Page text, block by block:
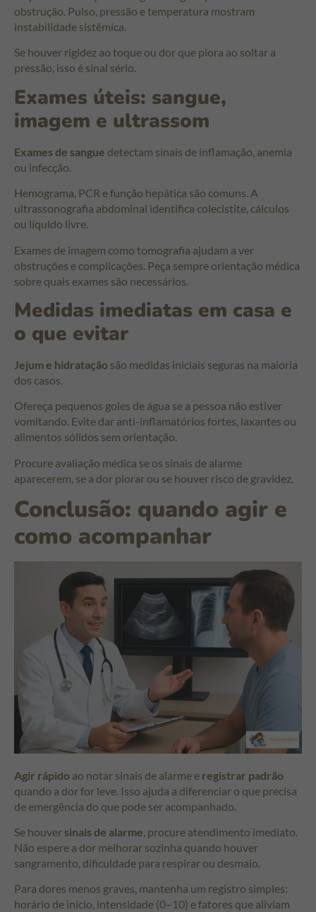
obstrução. Pulso, pressão e temperatura mostram
instabilidade sistêmica.
Se houver rigidez ao toque ou dor que piora ao soltar a
pressão, isso é sinal sério.
Exames úteis: sangue,
imagem e ultrassom
Exames de sangue detectam sinais de inflamação, anemia
ou infecção.
Hemograma, PCR e função hepática são comuns. A
ultrassonografia abdominal identifica colecistite, cálculos
ou líquido livre.
Exames de imagem como tomografia ajudam a ver
obstruções e complicações. Peça sempre orientação médica
sobre quais exames são necessários.
Medidas imediatas em casa e
o que evitar
Jejum e hidratação são medidas iniciais seguras na maioria
dos casos.
Ofereça pequenos goles de água se a pessoa não estiver
vomitando. Evite dar anti-inflamatórios fortes, laxantes ou
alimentos sólidos sem orientação.
Procure avaliação médica se os sinais de alarme
aparecerem, se a dor piorar ou se houver risco de gravidez.
Conclusão: quando agir e
como acompanhar
Agir rápido ao notar sinais de alarme e registrar padrão
quando a dor for leve. Isso ajuda a diferenciar o que precisa
de emergência do que pode ser acompanhado.
Se houver sinais de alarme, procure atendimento imediato.
Não espere a dor melhorar sozinha quando houver
sangramento, dificuldade para respirar ou desmaio.
Para dores menos graves, mantenha um registro simples:
horário de início, intensidade (0–10) e fatores que aliviam